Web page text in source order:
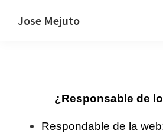
Jose Mejuto
grupales,
individuales
¿Responsable de
Respondable de la